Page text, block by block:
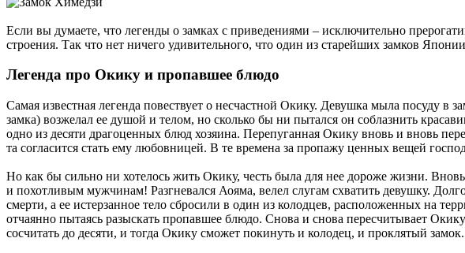
Если вы думаете, что легенды о замках с приведениями – исключительно
строения. Так что нет ничего удивительного, что один из старейших замков
Легенда про Окику и пропавшее блюдо
Самая известная легенда повествует о несчастной Окику. Девушка мыла посуду
замка) возжелал ее душой и телом, но сколько бы ни пытался он соблазнить
одно из десяти драгоценных блюд хозяина. Перепуганная Окику вновь и вновь
та согласится стать ему любовницей. В те времена за пропажу ценных вещей
Но как бы сильно ни хотелось жить Окику, честь была для нее дороже жизни.
и похотливым мужчинам! Разгневался Аояма, велел слугам схватить девушку.
смерти, а ее истерзанное тело сбросили в один из колодцев, расположенных на
отчаянно пытаясь разыскать пропавшее блюдо. Снова и снова пересчитывает
сосчитать до десяти, и тогда Окику сможет покинуть и колодец, и проклятый замок.